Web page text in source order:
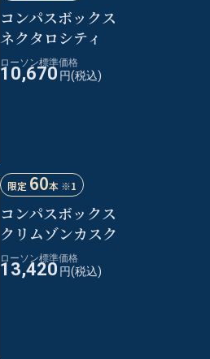
コンパスボックス
ネクタロシティ
ローソン標準価格
10,670 円(税込)
限定 60本 ※1
コンパスボックス
クリムゾンカスク
ローソン標準価格
13,420 円(税込)